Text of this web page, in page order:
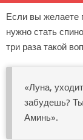
Если вы желаете
нужно стать
три раза такой
«Луна,
забудешь?
Аминь».